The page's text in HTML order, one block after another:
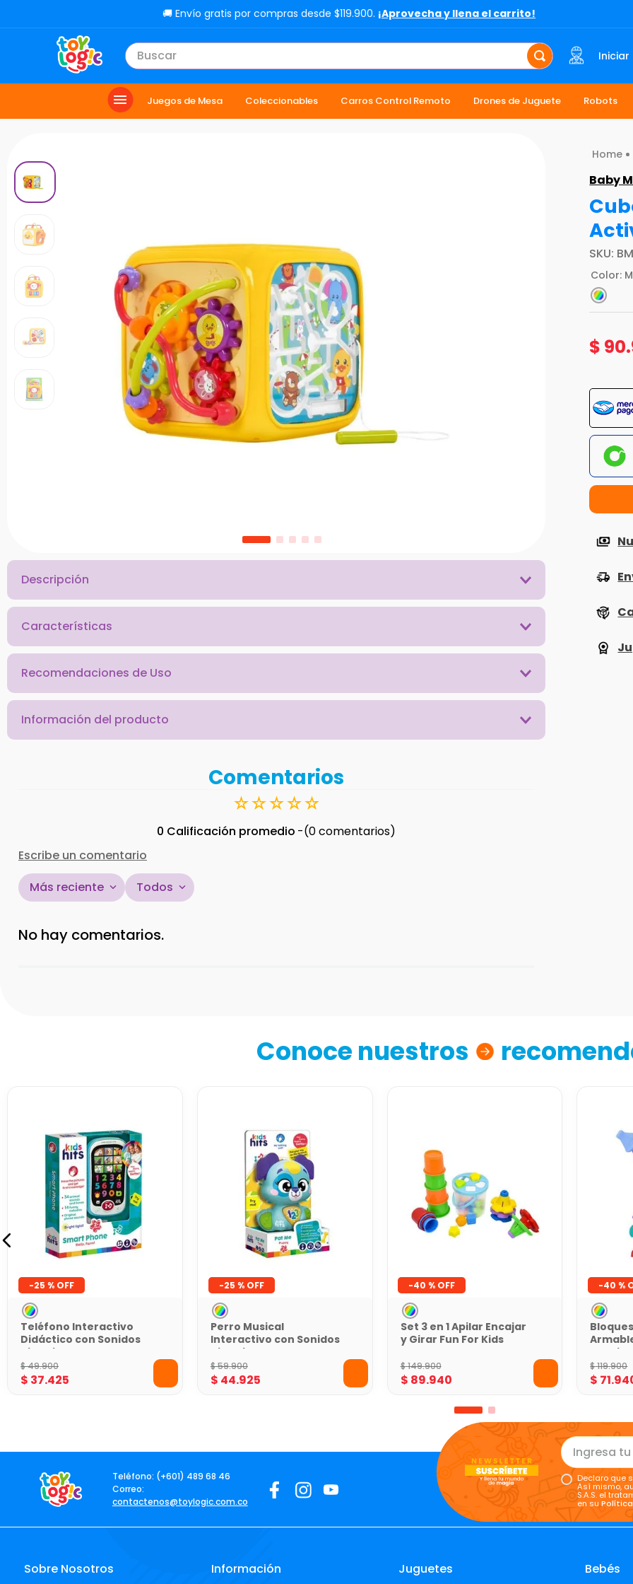
🚚 Envío gratis por compras desde $119.900. ¡Aprovecha y llena el carrito!
Buscar Iniciar
Juegos de Mesa Coleccionables Carros Control Remoto Drones de Juguete Robots
Descripción
Características
Recomendaciones de Uso
Información del producto
Comentarios
☆☆☆☆☆
0 Calificación promedio
(0 comentarios)
Escribe un comentario
Título
Escribe un comentario
Enviar comentario
Más reciente Todos
No hay comentarios.
Baby
SKU:
Color:
$ 90.
Conoce nuestros
-25 %
Teléfono Interactivo
Didáctico con Sonidos
Kids Hits
$49.900
$ 37.425
-25 %
Perro Musical
Interactivo con Sonidos
Kids Hits
$59.900
$ 44.925
-40 %
Set 3 en 1 Apilar Encajar
y Girar Fun For Kids
$149.900
$ 89.940
-40 %
For Kids
$119.900
$ 71.
Teléfono: (+601) 489 68 46
Correo:
contactenos@toylogic.com.co
Declaro que
Así mismo,
S.A.S. el
en su
Sobre Nosotros Información Juguetes Bebés
TÉRMINOS MÁS BUSCADOS
lol
peluche
sonic
bloques
chef